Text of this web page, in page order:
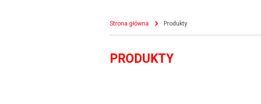
Strona główna Produkty
PRODUKTY